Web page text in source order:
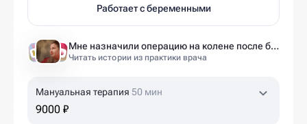
Работает с беременными
Мне назначили операцию на колене после беременности. Оказалось — это было ошибкой
Читать истории из практики врача
Мануальная терапия 50 мин
9000 ₽